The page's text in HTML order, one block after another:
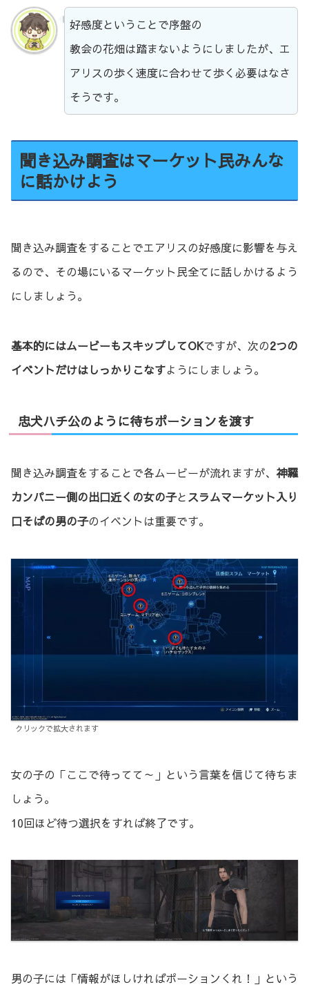
好感度ということで序盤の
教会の花畑は踏まないようにしましたが、エ
アリスの歩く速度に合わせて歩く必要はなさ
そうです。
聞き込み調査はマーケット民みんな
に話かけよう
聞き込み調査をすることでエアリスの好感度に影響を与え
るので、その場にいるマーケット民全てに話しかけるよう
にしましょう。
基本的にはムービーもスキップしてOKですが、次の2つの
イベントだけはしっかりこなすようにしましょう。
忠犬ハチ公のように待ちポーションを渡す
聞き込み調査をすることで各ムービーが流れますが、 神羅
カンパニー側の出口近くの女の子とスラムマーケット入り
口そばの男の子のイベントは重要です。
クリックで拡大されます
女の子の「ここで待ってて～」という言葉を信じて待ちま
しょう。
10回ほど待つ選択をすれば終了です。
男の子には「情報がほしければポーションくれ！」という